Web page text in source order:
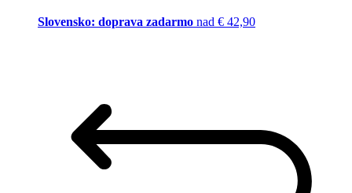
Slovensko: doprava zadarmo nad € 42,90